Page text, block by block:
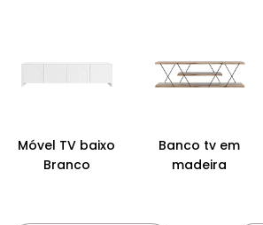
Móvel TV baixo
Branco
Banco tv em
madeira